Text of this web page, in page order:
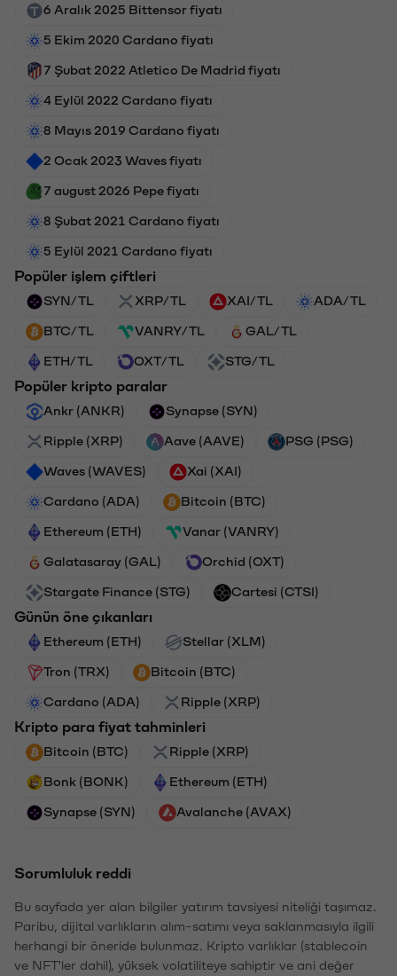
6 Aralık 2025 Bittensor fiyatı
5 Ekim 2020 Cardano fiyatı
7 Şubat 2022 Atletico De Madrid fiyatı
4 Eylül 2022 Cardano fiyatı
8 Mayıs 2019 Cardano fiyatı
2 Ocak 2023 Waves fiyatı
7 august 2026 Pepe fiyatı
8 Şubat 2021 Cardano fiyatı
5 Eylül 2021 Cardano fiyatı
Popüler işlem çiftleri
SYN/TL XRP/TL XAI/TL ADA/TL
BTC/TL VANRY/TL GAL/TL
ETH/TL OXT/TL STG/TL
Popüler kripto paralar
Ankr (ANKR) Synapse (SYN)
Ripple (XRP) Aave (AAVE) PSG (PSG)
Waves (WAVES) Xai (XAI)
Cardano (ADA) Bitcoin (BTC)
Ethereum (ETH) Vanar (VANRY)
Galatasaray (GAL) Orchid (OXT)
Stargate Finance (STG) Cartesi (CTSI)
Günün öne çıkanları
Ethereum (ETH) Stellar (XLM)
Tron (TRX) Bitcoin (BTC)
Cardano (ADA) Ripple (XRP)
Kripto para fiyat tahminleri
Bitcoin (BTC) Ripple (XRP)
Bonk (BONK) Ethereum (ETH)
Synapse (SYN) Avalanche (AVAX)
Sorumluluk reddi
Bu sayfada yer alan bilgiler yatırım tavsiyesi niteliği taşımaz.
Paribu, dijital varlıkların alım-satımı veya saklanmasıyla ilgili
herhangi bir öneride bulunmaz. Kripto varlıklar (stablecoin
ve NFT'ler dahil), yüksek volatiliteye sahiptir ve ani değer